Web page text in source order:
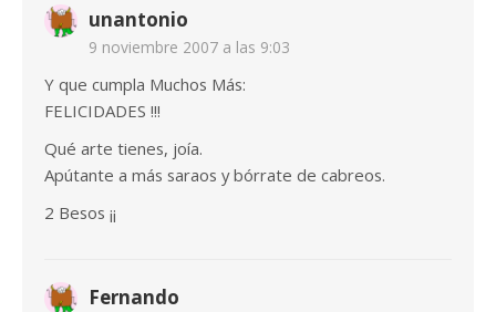
unantonio
9 noviembre 2007 a las 9:03
Y que cumpla Muchos Más:
FELICIDADES !!!
Qué arte tienes, joía.
Apútante a más saraos y bórrate de cabreos.
2 Besos ¡¡
Fernando